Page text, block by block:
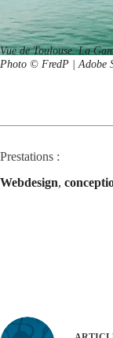
Vue de Toulouse. La
Photo © FredP | Adobe
Prestations :
Webdesign,